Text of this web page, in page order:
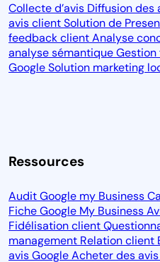
Collecte d’avis Diffusion des
avis clientSolution de
feedback clientAnalyse
analyse sémantiqueGestion
GoogleSolution marketing
Ressources
Audit Google my Business
Fiche Google My Business
Fidélisation client
management Relation client
avis GoogleAcheter des